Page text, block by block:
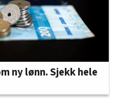
ny lønn. Sjekk hele